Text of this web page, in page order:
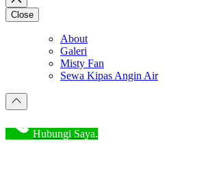
Close
About
Galeri
Misty Fan
Sewa Kipas Angin Air
Hubungi Saya.